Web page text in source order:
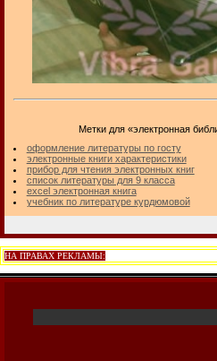
Метки для «электронная
оформление литературы по госту
электронные книги характеристики
прибор для чтения электронных книг
список литературы для 9 класса
excel электронная книга
учебник по литературе курдюмовой
НА ПРАВАХ РЕКЛАМЫ: